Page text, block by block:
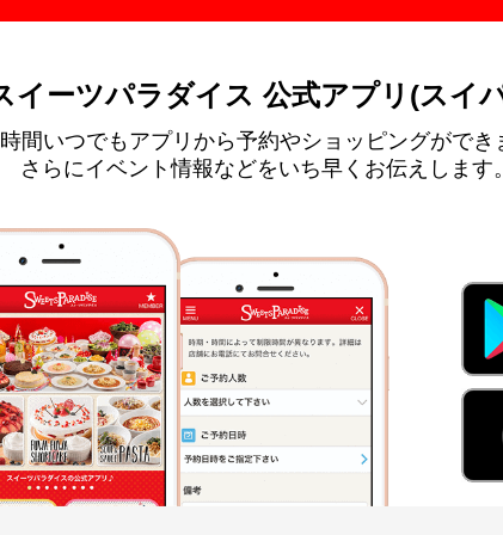
イーツパラダイス 公式アプリ(スイ
間いつでもアプリから予約やショッピングができ
さらにイベント情報などをいち早くお伝えします。